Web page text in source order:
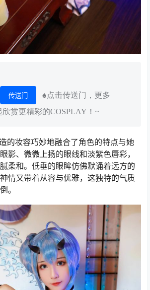
传送门
♠点击传送门，更多
欣赏更精彩的COSPLAY！~
的妆容巧妙地融合了角色的特点与她
影、微微上扬的眼线和淡紫色唇彩，
柔和。低垂的眼眸仿佛默诵着远方的
情又带着从容与优雅，这独特的气质
。